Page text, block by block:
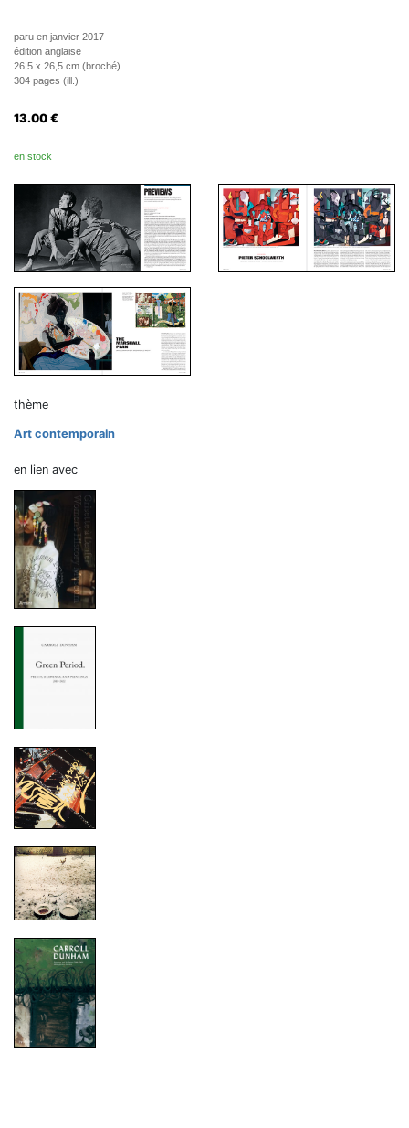
paru en janvier 2017
édition anglaise
26,5 x 26,5 cm (broché)
304 pages (ill.)
13.00 €
en stock
thème
Art contemporain
en lien avec